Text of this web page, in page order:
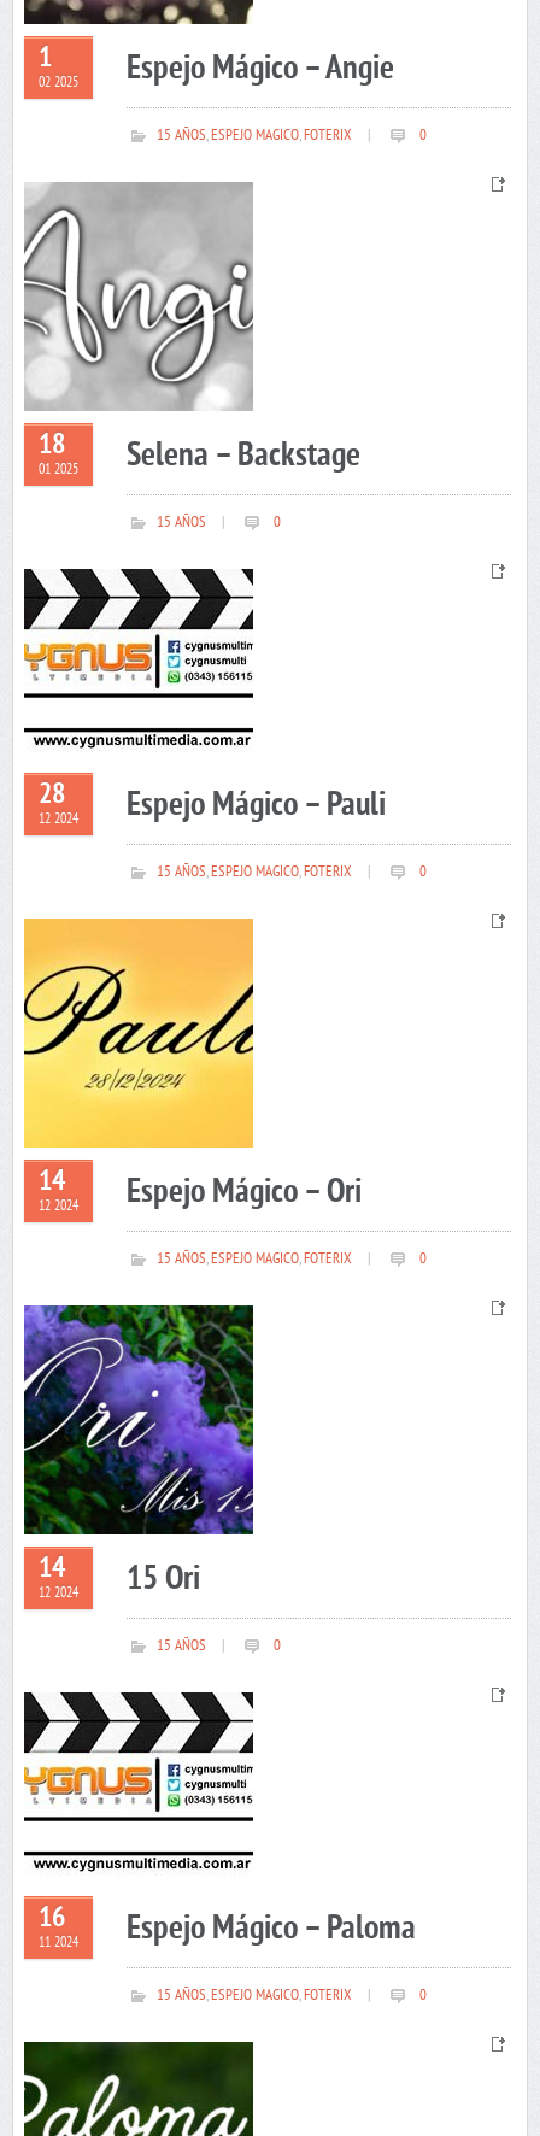
1
02 2025 Espejo Mágico – Angie
15 AÑOS,ESPEJO MAGICO,FOTERIX 0
18
01 2025 Selena – Backstage
15 AÑOS 0
28
12 2024 Espejo Mágico – Pauli
15 AÑOS,ESPEJO MAGICO,FOTERIX 0
14
12 2024 Espejo Mágico – Ori
15 AÑOS,ESPEJO MAGICO,FOTERIX 0
14
12 2024 15 Ori
15 AÑOS 0
16
11 2024 Espejo Mágico – Paloma
15 AÑOS,ESPEJO MAGICO,FOTERIX 0